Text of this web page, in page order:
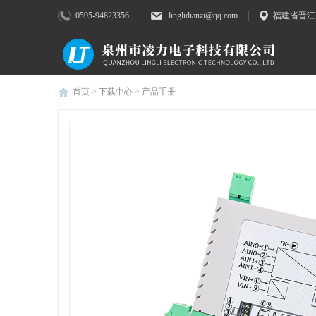
0595-94823356 linglidianzi@qq.com 福建省晋
首页 > 下载中心 > 产品手册